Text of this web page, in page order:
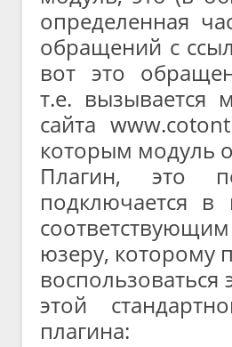
определенная
обращений с
вот это
т.е. вызывается
сайта
которым модуль
Плагин, это
подключается
юзеру, которому
воспользоваться
этой
плагина: